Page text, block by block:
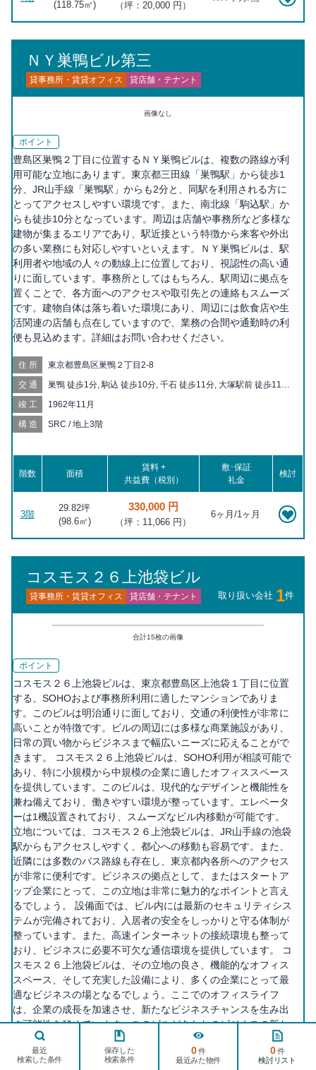
最近
検索した条件
保存した
検索条件
0件
最近みた物件
0件
検討リスト
(118.75㎡) （坪：20,000 円）
ＮＹ巣鴨ビル第三
貸事務所・賃貸オフィス 貸店舗・テナント
画像なし
ポイント
豊島区巣鴨２丁目に位置するＮＹ巣鴨ビルは、複数の路線が利
用可能な立地にあります。東京都三田線「巣鴨駅」から徒歩1
分、JR山手線「巣鴨駅」からも2分と、同駅を利用される方に
とってアクセスしやすい環境です。また、南北線「駒込駅」か
らも徒歩10分となっています。周辺は店舗や事務所など多様な
建物が集まるエリアであり、駅近接という特徴から来客や外出
の多い業務にも対応しやすいといえます。ＮＹ巣鴨ビルは、駅
利用者や地域の人々の動線上に位置しており、視認性の高い通
りに面しています。事務所としてはもちろん、駅周辺に拠点を
置くことで、各方面へのアクセスや取引先との連絡もスムーズ
です。建物自体は落ち着いた環境にあり、周辺には飲食店や生
活関連の店舗も点在していますので、業務の合間や通勤時の利
便も見込めます。詳細はお問い合わせください。
住所 東京都豊島区巣鴨２丁目2-8
交通
巣鴨 徒歩1分, 駒込 徒歩10分, 千石 徒歩11分, 大塚駅前 徒歩11分,
徒歩14分, 新大塚 徒歩16分, 西ヶ原四丁目 徒歩16分, 西巣鴨 徒歩
16分, 西ヶ原 徒歩17分, 向原 徒歩17分, 滝野川一丁目 徒歩19分,
竣工 1962年11月
構造 SRC / 地上3階
階数 面積
賃料 +
共益費（税別）
敷･保証
礼金
検討
3階
29.82坪
(98.6㎡)
330,000 円
（坪：11,066 円）
6ヶ月/1ヶ月
コスモス２６上池袋ビル
貸事務所・賃貸オフィス 貸店舗・テナント 取り扱い会社 1件
合計15枚の画像
ポイント
コスモス２６上池袋ビルは、東京都豊島区上池袋１丁目に位置
する、SOHOおよび事務所利用に適したマンションでありま
す。このビルは明治通りに面しており、交通の利便性が非常に
高いことが特徴です。ビルの周辺には多様な商業施設があり、
日常の買い物からビジネスまで幅広いニーズに応えることがで
きます。 コスモス２６上池袋ビルは、SOHO利用が相談可能で
あり、特に小規模から中規模の企業に適したオフィススペース
を提供しています。このビルは、現代的なデザインと機能性を
兼ね備えており、働きやすい環境が整っています。エレベータ
ーは1機設置されており、スムーズなビル内移動が可能です。
立地については、コスモス２６上池袋ビルは、JR山手線の池袋
駅からもアクセスしやすく、都心への移動も容易です。また、
近隣には多数のバス路線も存在し、東京都内各所へのアクセス
が非常に便利です。ビジネスの拠点として、またはスタートア
ップ企業にとって、この立地は非常に魅力的なポイントと言え
るでしょう。 設備面では、ビル内には最新のセキュリティシス
テムが完備されており、入居者の安全をしっかりと守る体制が
整っています。また、高速インターネットの接続環境も整って
おり、ビジネスに必要不可欠な通信環境を提供しています。 コ
スモス２６上池袋ビルは、その立地の良さ、機能的なオフィス
スペース、そして充実した設備により、多くの企業にとって最
適なビジネスの場となるでしょう。ここでのオフィスライフ
は、企業の成長を加速させ、新たなビジネスチャンスを生み出
す可能性を秘めています。このビルがあなたのビジネスの新た
なスタート地点となるかもしれません。
住所 東京都豊島区上池袋１丁目25-2
ページ
TOPへ